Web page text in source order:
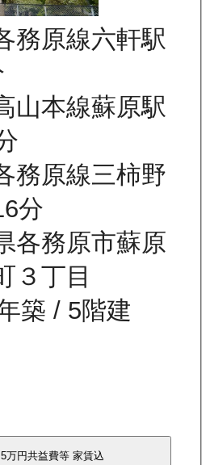
務原線六軒駅
山本線蘇原駅
務原線三柿野
分
各務原市蘇原
３丁目
築 / 5階建
万円共益費等家賃込